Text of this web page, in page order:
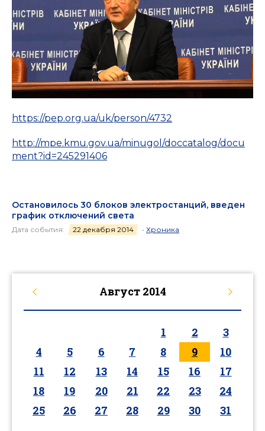
https://pep.org.ua/uk/person/4732
http://mpe.kmu.gov.ua/minugol/doccatalog/docu
ment?id=245291406
Остановилось 30 блоков электростанций, введен
график отключений света
Дата события: 22 декабря 2014 • Хроника
Август 2014
1 2
3
4
5 6 7 8 9
10
11
12 13 14 15 16
17
18
19 20 21 22 23
24
25
26 27 28 29 30 31